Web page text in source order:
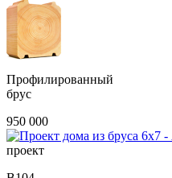
Профилированный
брус
950 000
проект